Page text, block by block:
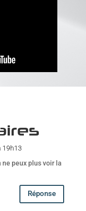
19h13
ne peux plus voir la
Réponse